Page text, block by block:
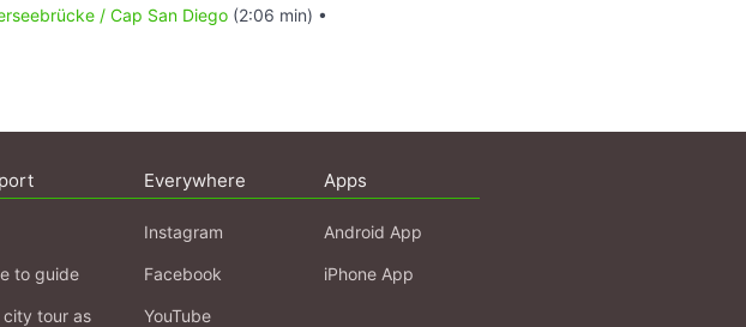
/ Cap San Diego (2:06 min) •
to guide
city tour as
Everywhere
Instagram
Facebook
YouTube
Apps
Android App
iPhone App